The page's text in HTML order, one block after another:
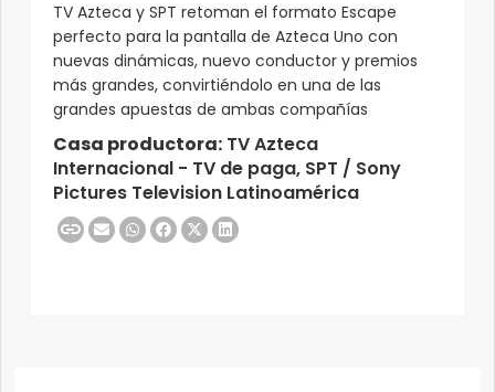
TV Azteca y SPT retoman el formato Escape
perfecto para la pantalla de Azteca Uno con
nuevas dinámicas, nuevo conductor y premios
más grandes, convirtiéndolo en una de las
grandes apuestas de ambas compañías
Casa productora: TV Azteca
Internacional - TV de paga, SPT / Sony
Pictures Television Latinoamérica